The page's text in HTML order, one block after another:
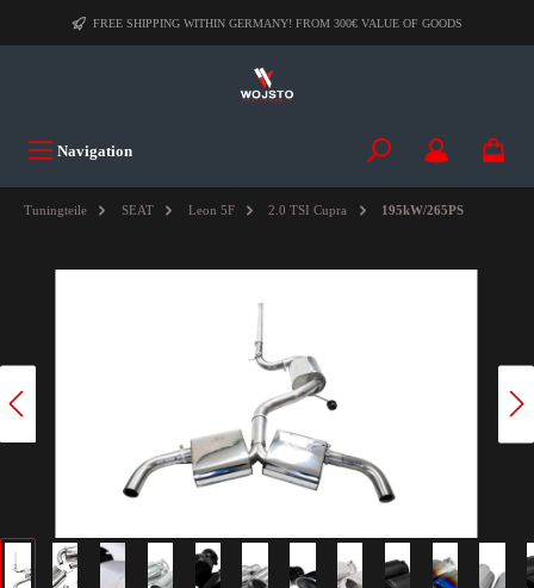
FREE SHIPPING WITHIN GERMANY! FROM 300€ VALUE OF GOODS
Navigation
Tuningteile SEAT Leon 5F 2.0 TSI Cupra 195kW/265PS